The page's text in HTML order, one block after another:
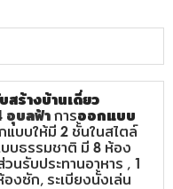
สร้างบ้านเดี่ยว
อุบลฟ้า การออกแบบ
แบบให้มี 2 ชั้นในสไตล์
บบธรรมชาติ มี 8 ห้อง
นรับประทานอาหาร , 1
งซัก, ระเบียงนั้งเล่น